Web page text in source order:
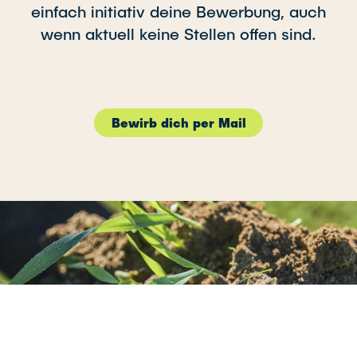
einfach initiativ deine Bewerbung, auch
wenn aktuell keine Stellen offen sind.
Bewirb dich per Mail